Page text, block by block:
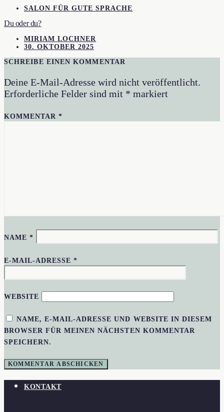
SALON FÜR GUTE SPRACHE
Du oder du?
MIRIAM LOCHNER
30. OKTOBER 2025
SCHREIBE EINEN KOMMENTAR
Deine E-Mail-Adresse wird nicht veröffentlicht.
Erforderliche Felder sind mit * markiert
KOMMENTAR*
NAME*
E-MAIL-ADRESSE*
WEBSITE
NAME, E-MAIL-ADRESSE UND WEBSITE IN DIESEM
BROWSER FÜR MEINEN NÄCHSTEN KOMMENTAR
SPEICHERN.
KONTAKT